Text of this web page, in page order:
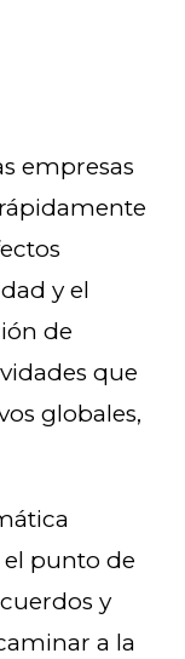
empresas
y el
de
que
globales,
punto de
y
a la